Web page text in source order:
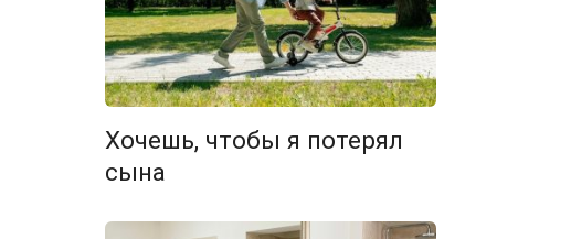
Хочешь, чтобы я потерял
сына